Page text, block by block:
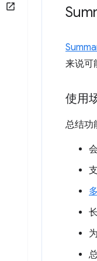
来说可
使用
总结功